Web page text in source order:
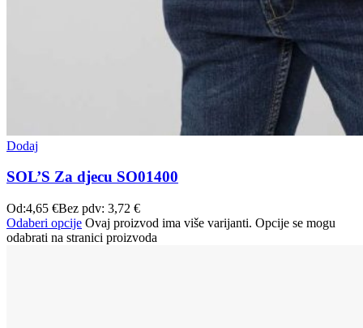
Dodaj
SOL’S Za djecu SO01400
Od:4,65 €Bez pdv: 3,72 €
Odaberi opcije Ovaj proizvod ima više varijanti. Opcije se mogu
odabrati na stranici proizvoda